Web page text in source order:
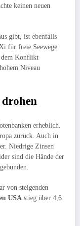
keinen neuen
gibt, ist ebenfalls
für freie Seewege
dem Konflikt
Niveau
drohen
erheblich.
zurück. Auch in
Niedrige Zinsen
sind die Hände der
von steigenden
USA stieg über 4,6